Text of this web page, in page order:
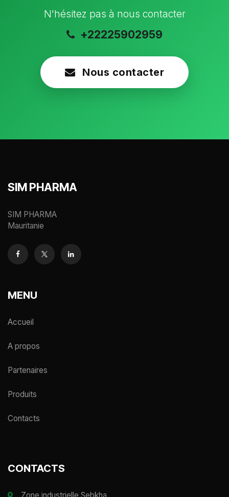
N'hésitez pas à nous contacter
+22225902959
Nous contacter
SIM PHARMA
SIM PHARMA
Mauritanie
MENU
Accueil
A propos
Partenaires
Produits
Contacts
CONTACTS